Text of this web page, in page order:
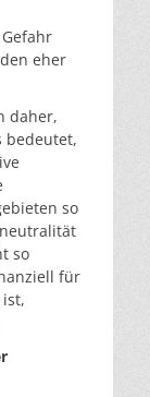
eher
daher,
bedeutet,
so
so
für